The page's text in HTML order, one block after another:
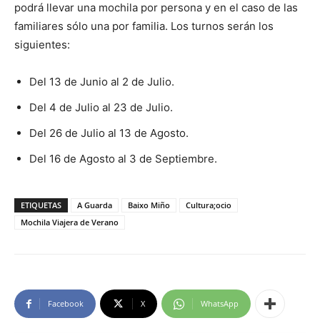
podrá llevar una mochila por persona y en el caso de las
familiares sólo una por familia. Los turnos serán los
siguientes:
Del 13 de Junio al 2 de Julio.
Del 4 de Julio al 23 de Julio.
Del 26 de Julio al 13 de Agosto.
Del 16 de Agosto al 3 de Septiembre.
ETIQUETAS A Guarda Baixo Miño
Cultura;ocio
Mochila Viajera de Verano
Facebook X WhatsApp